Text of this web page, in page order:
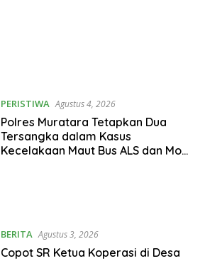
PERISTIWA Agustus 4, 2026
Polres Muratara Tetapkan Dua
Tersangka dalam Kasus
Kecelakaan Maut Bus ALS dan Mobil
BERITA Agustus 3, 2026
Copot SR Ketua Koperasi di Desa